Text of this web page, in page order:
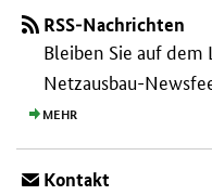
RSS-Nachrichten
Bleiben Sie auf
Netzausbau-
MEHR
Kontakt